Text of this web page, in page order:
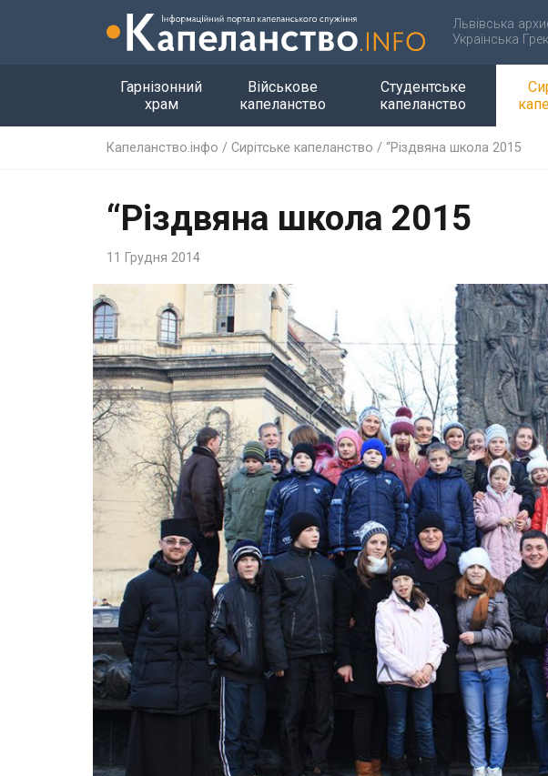
Львівська
Українська
Гарнізонний
храм
Військове
капеланство
Студентське
капеланство
Капеланство.інфо / Сирітське капеланство / “Різдвяна школа 2015
“Різдвяна школа 2015
11 Грудня 2014